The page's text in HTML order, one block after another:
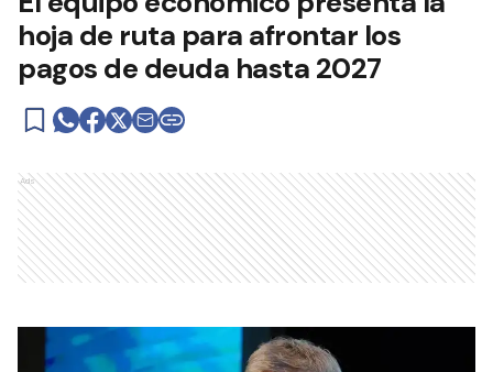
hoja de ruta para afrontar los
pagos de deuda hasta 2027
Ads